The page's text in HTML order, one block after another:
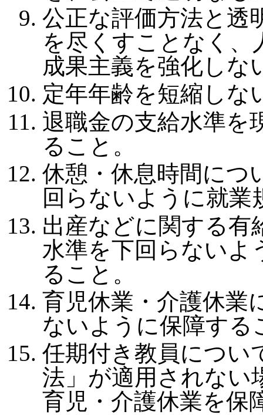
公正な評価方法と透
を尽くすことなく、
成果主義を強化しな
定年年齢を短縮しな
退職金の支給水準を
ること。
休憩・休息時間につ
回らないように就
出産などに関する有
水準を下回らないよ
ること。
育児休業・介護休業
ないように保障する
任期付き教員につい
法」が適用されない
育児・介護休業を保